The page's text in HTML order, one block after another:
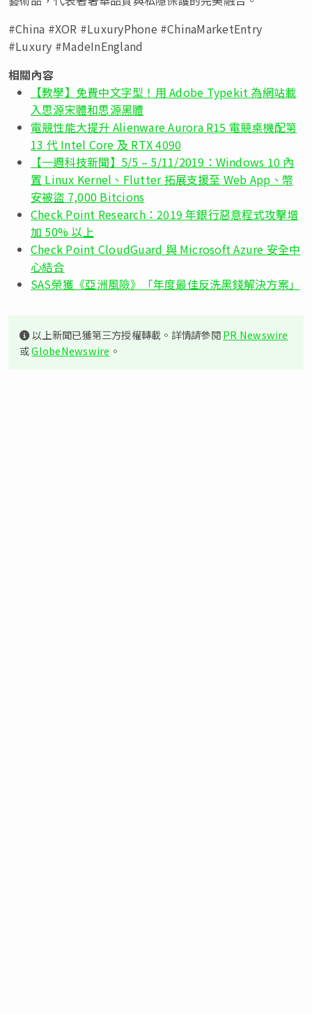
#China #XOR #LuxuryPhone #ChinaMarketEntry
#Luxury #MadeInEngland
相關內容
【教學】免費中文字型！用 Adobe Typekit 為網站載
入思源宋體和思源黑體
電競性能大提升 Alienware Aurora R15 電競桌機配第
13 代 Intel Core 及 RTX 4090
【一週科技新聞】5/5 – 5/11/2019：Windows 10 內
置 Linux Kernel、Flutter 拓展支援至 Web App、幣
安被盜 7,000 Bitcions
Check Point Research：2019 年銀行惡意程式攻擊增
加 50% 以上
Check Point CloudGuard 與 Microsoft Azure 安全中
心結合
SAS榮獲《亞洲風險》「年度最佳反洗黑錢解決方案」
以上新聞已獲第三方授權轉載。詳情請參閱PR Newswire
或GlobeNewswire 。